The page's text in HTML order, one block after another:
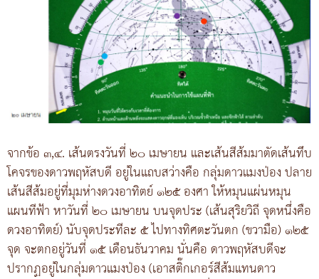
จากข้อ ๓,๔. เส้นตรงวันที่ ๒๐ เมษายน และเส้นสีส้มมาตัดเส้นทึบ
โคจรของดาวพฤหัสบดี อยู่ในแถบสว่างคือ กลุ่มดาวแมงป่อง ปลาย
เส้นสีส้มอยู่ที่มุมห่างดวงอาทิตย์ ๑๒๕ องศา ให้หมุนแผ่นหมุน
แผนทีฟ้า หาวันที่ ๒๐ เมษายน บนจุดประ (เส้นสุริยวิถี จุดหนึ่งคือ
ดวงอาทิตย์) นับจุดประทีละ ๕ ไปทางทิศตะวันตก (ขวามือ) ๑๒๕
จุด จะตกอยู่วันที่ ๑๕ เดือนธันวาคม นั่นคือ ดาวพฤหัสบดีจะ
ปรากฏอยู่ในกลุ่มดาวแมงป่อง (เอาสติ๊กเกอร์สีส้มแทนดาว